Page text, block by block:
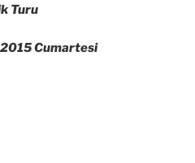
Turu
2015 Cumartesi